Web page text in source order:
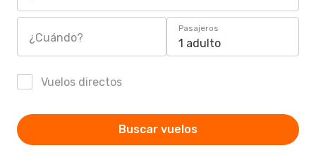
¿Cuándo?
Pasajeros
1 adulto
Vuelos directos
Buscar vuelos